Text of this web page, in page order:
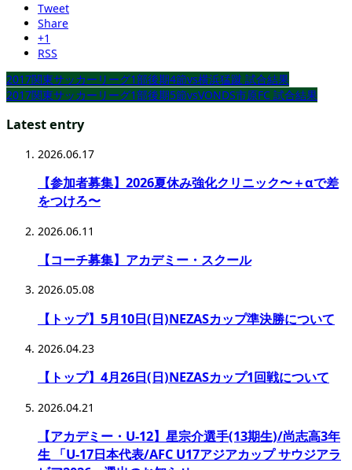
Tweet
Share
+1
RSS
2017関東サッカーリーグ1部後期4節vs横浜猛蹴 試合結果
2017関東サッカーリーグ1部後期5節vsVONDS市原FC 試合結果
Latest entry
2026.06.17
【参加者募集】2026夏休み強化クリニック〜＋αで差
をつけろ〜
2026.06.11
【コーチ募集】アカデミー・スクール
2026.05.08
【トップ】5月10日(日)NEZASカップ準決勝について
2026.04.23
【トップ】4月26日(日)NEZASカップ1回戦について
2026.04.21
【アカデミー・U-12】星宗介選手(13期生)/尚志高3年
生 「U-17日本代表/AFC U17アジアカップ サウジアラ